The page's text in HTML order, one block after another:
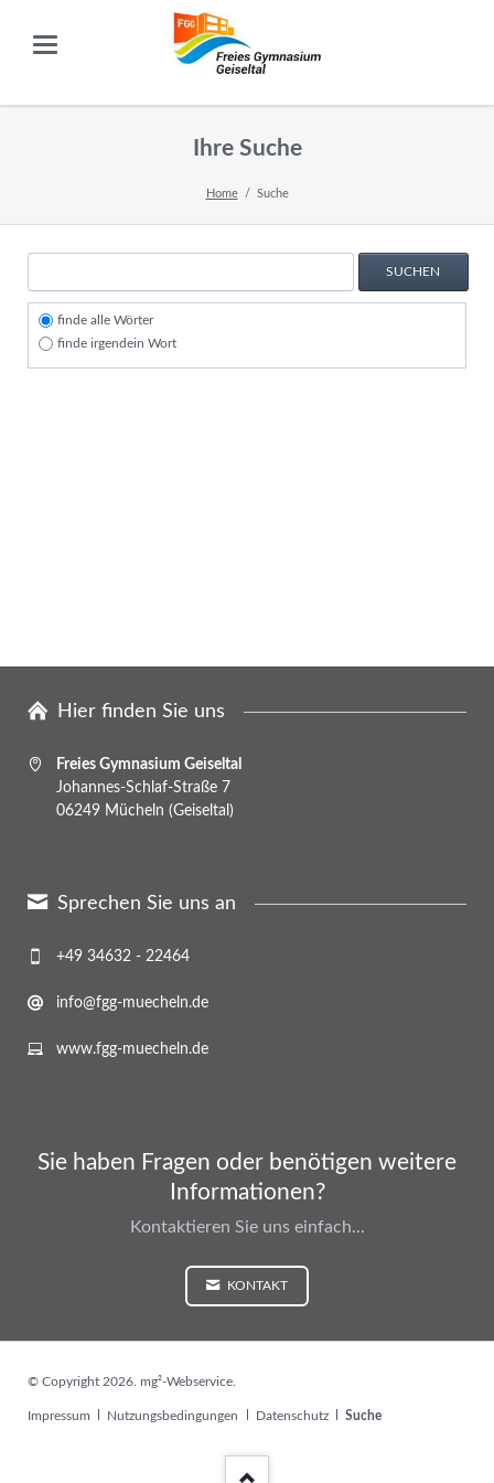
Ihre Suche
Home Suche
SUCHEN
finde alle Wörter
finde irgendein Wort
Hier finden Sie uns
Freies Gymnasium Geiseltal
Johannes-Schlaf-Straße 7
06249 Mücheln (Geiseltal)
Sprechen Sie uns an
+49 34632 - 22464
info@fgg-muecheln.de
www.fgg-muecheln.de
Sie haben Fragen oder benötigen weitere
Informationen?
Kontaktieren Sie uns einfach...
KONTAKT
© Copyright 2026. mg²-Webservice.
Navigation
Impressum Nutzungsbedingungen Datenschutz Suche